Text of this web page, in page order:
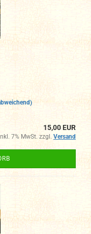
15,00 EUR
7% MwSt. zzgl. Versand